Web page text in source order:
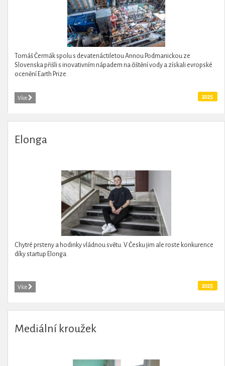
Tomáš Čermák spolu s devatenáctiletou Annou Podmanickou ze
Slovenska přišli s inovativním nápadem na čištění vody a získali evropské
ocenění Earth Prize.
Více 2025
Elonga
Chytré prsteny a hodinky vládnou světu. V Česku jim ale roste konkurence
díky startup Elonga.
Více 2025
Mediální kroužek